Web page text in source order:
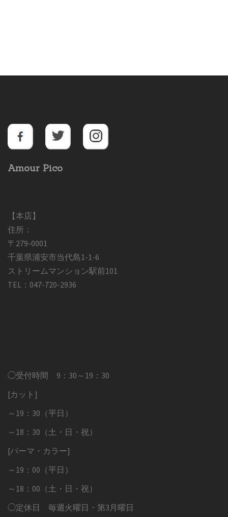
Amour Pico
【本店】
住所：
〒279-0001
千葉県浦安市当代島1-1-6
ストリームマンション駅前101
TEL：047-720-2936
◯受付時間 9：30～19：30
[カット]
～19：30（平日）
～18：30（土・日・祝）
[パーマ・カラー]
～19：00（平日）
～18：00（土・日・祝）
◯定休日 毎週火曜日・第3月曜日